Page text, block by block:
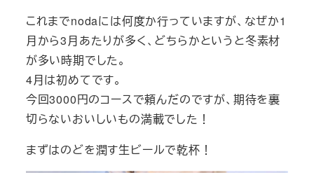
これまでnodaには何度か行っていますが、なぜか1
月から3月あたりが多く、どちらかというと冬素材
が多い時期でした。
4月は初めてです。
今回3000円のコースで頼んだのですが、期待を裏
切らないおいしいもの満載でした！
まずはのどを潤す生ビールで乾杯！